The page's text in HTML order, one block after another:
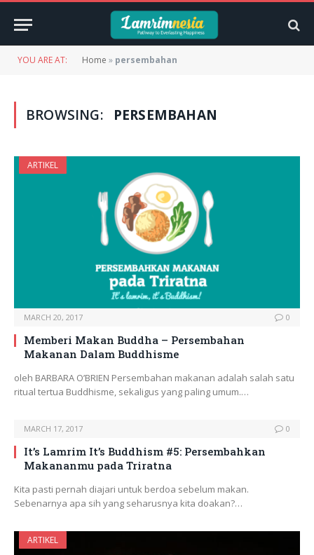
YOU ARE AT: Home » persembahan
BROWSING: PERSEMBAHAN
ARTIKEL
MARCH 20, 2017 0
Memberi Makan Buddha – Persembahan
Makanan Dalam Buddhisme
oleh BARBARA O’BRIEN Persembahan makanan adalah salah satu
ritual tertua Buddhisme, sekaligus yang paling umum.…
MARCH 17, 2017 0
It’s Lamrim It’s Buddhism #5: Persembahkan
Makananmu pada Triratna
Kita pasti pernah diajari untuk berdoa sebelum makan.
Sebenarnya apa sih yang seharusnya kita doakan?…
ARTIKEL